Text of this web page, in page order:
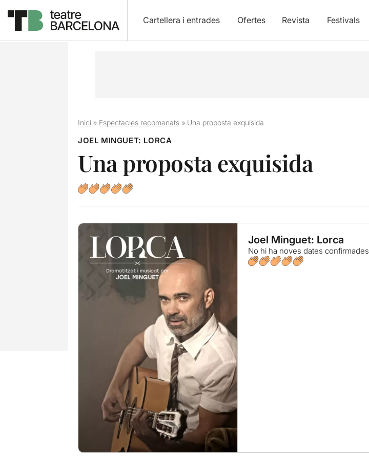
Cartellera i entrades Ofertes Revista Festivals
Inici» Espectacles recomanats» Una proposta exquisida
JOEL MINGUET: LORCA
Una proposta exquisida
Joel Minguet: Lorca
No hi ha noves dates confirmades